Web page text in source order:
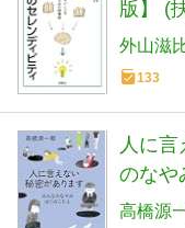
版】 (
外山滋
133
人に
のな
高橋源